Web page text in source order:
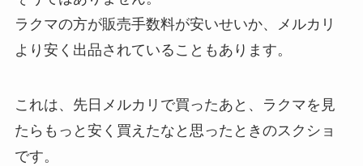
ラクマの方が販売手数料が安いせいか、メルカリ
より安く出品されていることもあります。
これは、先日メルカリで買ったあと、ラクマを見
たらもっと安く買えたなと思ったときのスクショ
です。